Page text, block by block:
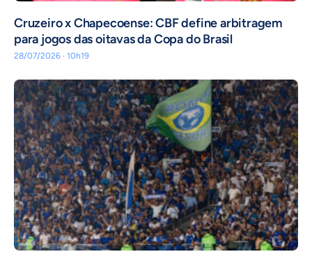
Cruzeiro x Chapecoense: CBF define arbitragem
para jogos das oitavas da Copa do Brasil
28/07/2026 · 10h19